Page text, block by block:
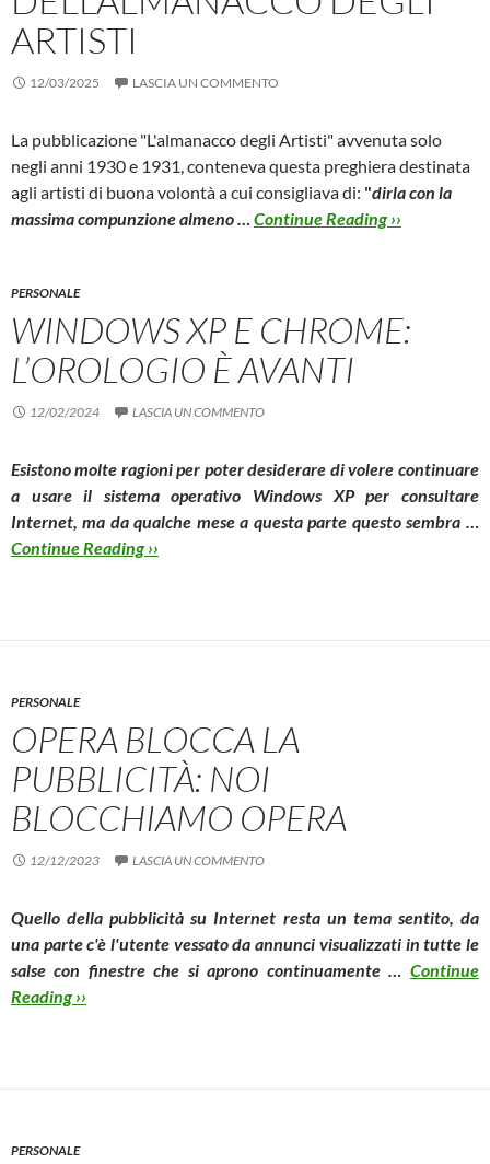
ARTISTI
12/03/2025 LASCIA UN COMMENTO
La pubblicazione "L'almanacco degli Artisti" avvenuta solo
negli anni 1930 e 1931, conteneva questa preghiera destinata
agli artisti di buona volontà a cui consigliava di: "dirla con la
massima compunzione almeno … Continue Reading ››
PERSONALE
WINDOWS XP E CHROME:
L’OROLOGIO È AVANTI
12/02/2024 LASCIA UN COMMENTO
Esistono molte ragioni per poter desiderare di volere continuare
a usare il sistema operativo Windows XPper consultare
Internet, ma da qualche mese a questa parte questo sembra …
Continue Reading ››
PERSONALE
OPERA BLOCCA LA
PUBBLICITÀ: NOI
BLOCCHIAMO OPERA
12/12/2023 LASCIA UN COMMENTO
Quello della pubblicità su Internet resta un tema sentito, da
una parte c'è l'utente vessato da annunci visualizzati in tutte le
salse con finestre che si aprono continuamente … Continue
Reading ››
PERSONALE